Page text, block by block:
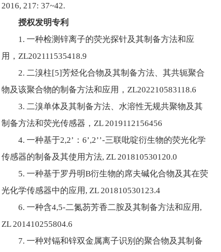
2016, 217: 37~42.
授权发明专利
1. 一种检测锌离子的荧光探针及其制备方法和应
用，ZL202111535418.9
2. 二溴柱[5]芳烃化合物及其制备方法、其共轭聚合
物及该聚合物的制备方法和应用，ZL202210583118.6
3. 二溴单体及其制备方法、水溶性无规共聚物及其
制备方法和荧光传感器，ZL 2019112156456
4. 一种基于2,2’：6’,2’’-三联吡啶衍生物的荧光化学
传感器的制备及其使用方法, ZL 201810530120.0
5. 一种基于罗丹明B衍生物的席夫碱化合物及其在荧
光化学传感器中的应用, ZL 201810530123.4
6. 一种含4,5-二氮芴芳香二胺及其制备方法和应用,
ZL 201410255804.6
7. 一种对镉和锌双金属离子识别的聚合物及其制备